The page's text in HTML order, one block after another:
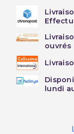
ouvrés
lundi